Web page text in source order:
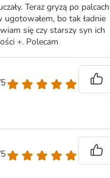
Teraz gryzą po palcach
bo tak ładnie
się czy starszy syn ich
+. Polecam